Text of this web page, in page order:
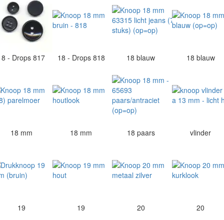
- Drops 817 18 - Drops 818 18 blauw 18 blauw
18 mm 18 mm 18 paars vlinder
19 19 20 20